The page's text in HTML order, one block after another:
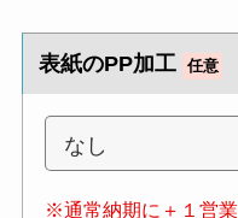
表紙のPP加工 任意
※通常納期に＋１営業